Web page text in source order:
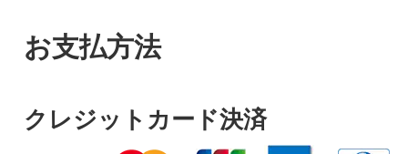
お支払方法
クレジットカード決済